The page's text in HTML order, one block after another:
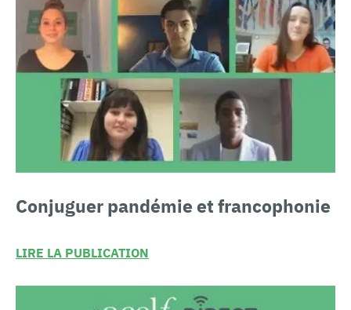
Conjuguer pandémie et francophonie
LIRE LA PUBLICATION